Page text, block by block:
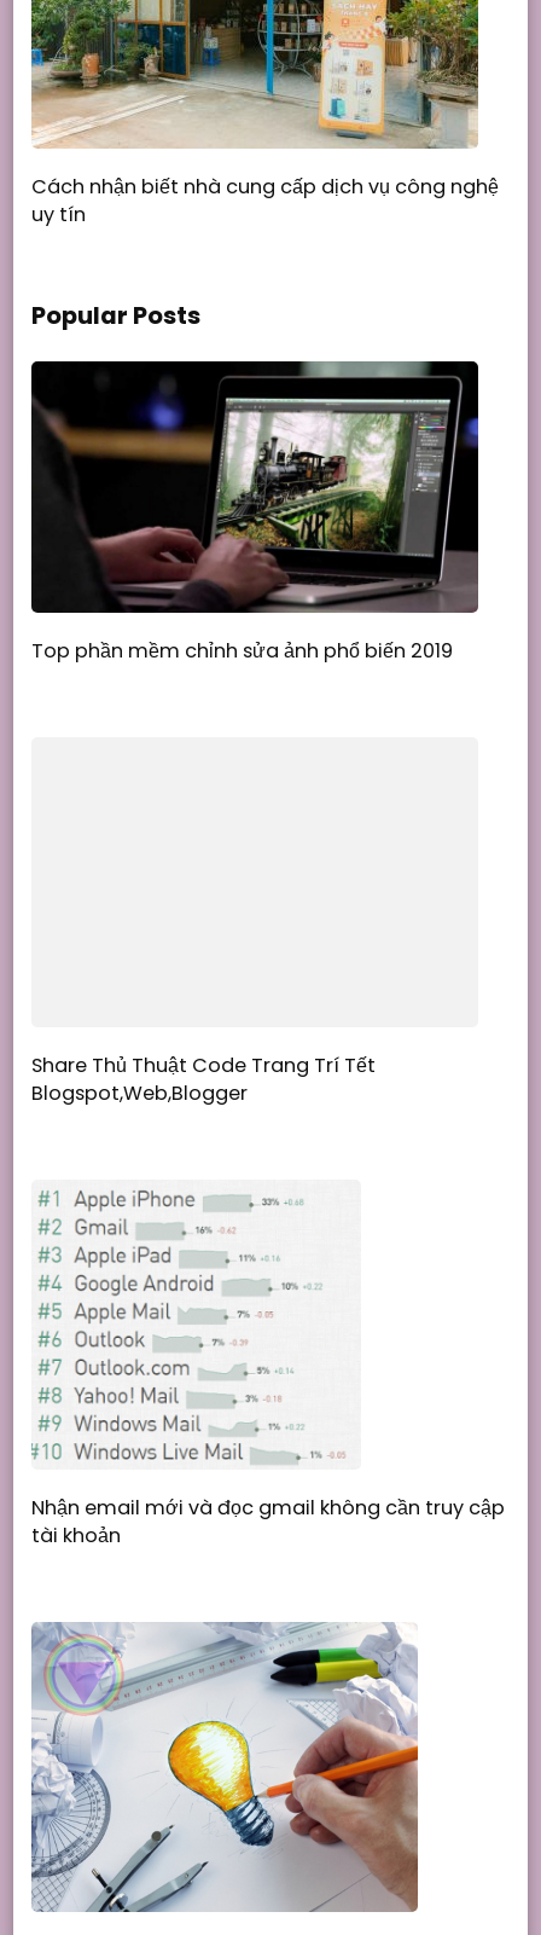
Cách nhận biết nhà cung cấp dịch vụ công nghệ
uy tín
Popular Posts
Top phần mềm chỉnh sửa ảnh phổ biến 2019
Share Thủ Thuật Code Trang Trí Tết
Blogspot,Web,Blogger
Nhận email mới và đọc gmail không cần truy cập
tài khoản